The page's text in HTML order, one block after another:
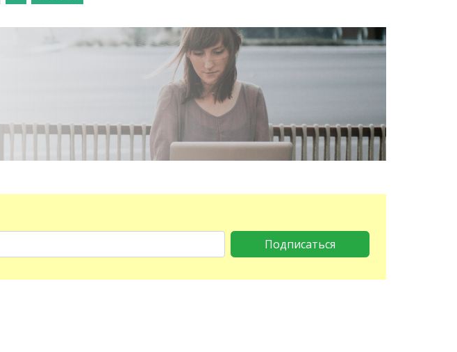
Подписаться